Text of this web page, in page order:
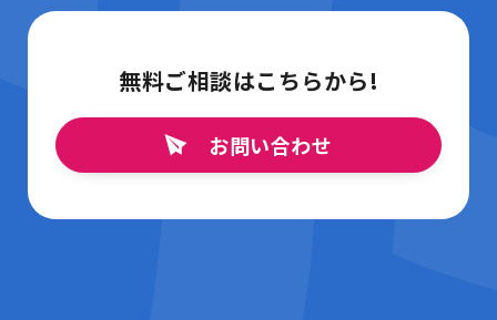
無料ご相談はこちらから!
お問い合わせ